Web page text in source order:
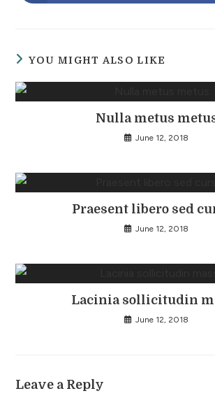
YOU MIGHT ALSO LIKE
Nulla metus
June 12, 2018
Praesent libero sed
June 12, 2018
Lacinia sollicitudin
June 12, 2018
Leave a Reply